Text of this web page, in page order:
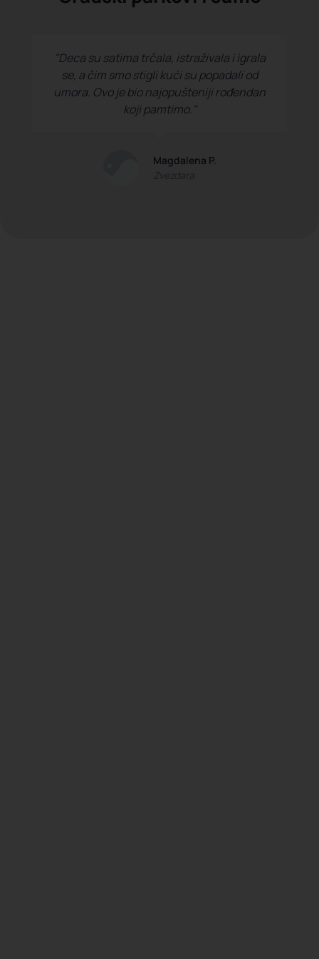
"Deca su satima trčala, istraživala i igrala
se, a čim smo stigli kući su popadali od
umora. Ovo je bio najopušteniji rođendan
koji pamtimo."
Magdalena P.
Zvezdara